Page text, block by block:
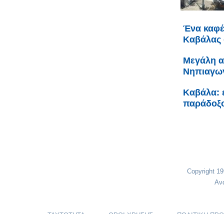
Ένα καφέ
Καβάλας
Μεγάλη
Καβάλα:
Copyright